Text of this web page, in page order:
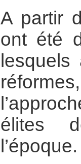
A partir
ont été
élites
l’époque.